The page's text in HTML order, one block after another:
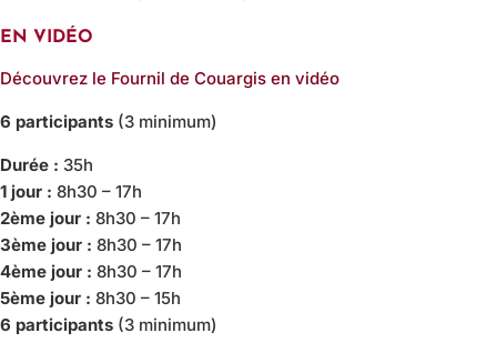
EN VIDÉO
Découvrez le Fournil de Couargis en vidéo
6 participants (3 minimum)
Durée : 35h
1 jour : 8h30 – 17h
2ème jour : 8h30 – 17h
3ème jour : 8h30 – 17h
4ème jour : 8h30 – 17h
5ème jour : 8h30 – 15h
6 participants (3 minimum)